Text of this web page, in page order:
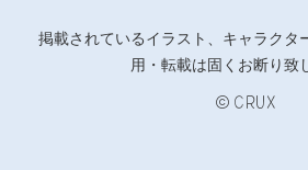
掲載されているイラスト、キャラクタ
用・転載は固くお断り致
©CRUX